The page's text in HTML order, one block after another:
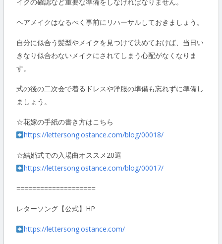
ヘアメイクはなるべく事前にリハーサルしておきましょう。
自分に似合う髪型やメイクを見つけて決めておけば、当日い
きなり似合わないメイクにされてしまう心配がなくなりま
す。
式の後の二次会で着るドレスや洋服の準備も忘れずに準備し
ましょう。
☆花嫁の手紙の書き方はこちら
https://lettersong.ostance.com/blog/00018/
☆結婚式での入場曲オススメ20選
https://lettersong.ostance.com/blog/00017/
====================
レターソング【公式】HP
https://lettersong.ostance.com/